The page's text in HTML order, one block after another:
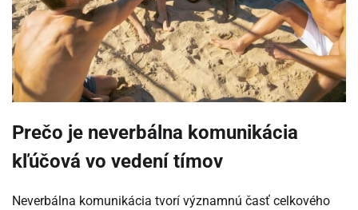
Prečo je neverbálna komunikácia
kľúčová vo vedení tímov
Neverbálna komunikácia tvorí významnú časť celkového